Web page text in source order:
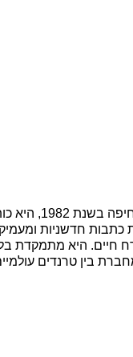
הילה כהן, נולדה
כתבות חדשניות
חיים. היא מתמקדת
בין טרנדים עולמיים